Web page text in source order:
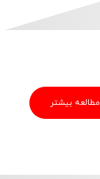
مطالعه بیشتر